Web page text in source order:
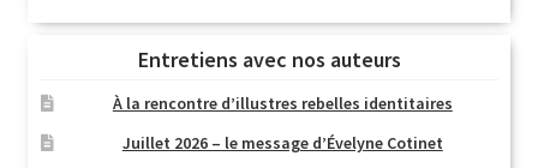
Entretiens avec nos auteurs
À la rencontre d’illustres rebelles identitaires
Juillet 2026 – le message d’Évelyne Cotinet